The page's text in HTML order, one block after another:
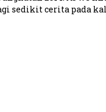
sedikit cerita pada